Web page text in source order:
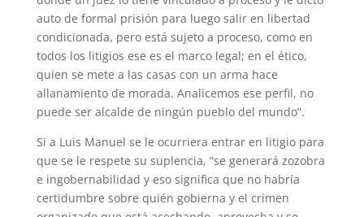
auto de formal prisión para luego salir en libertad
condicionada, pero está sujeto a proceso, como en
todos los litigios ese es el marco legal; en el ético,
quien se mete a las casas con un arma hace
allanamiento de morada. Analicemos ese perfil, no
puede ser alcalde de ningún pueblo del mundo”.
Si a Luis Manuel se le ocurriera entrar en litigio para
que se le respete su suplencia, “se generará zozobra
e ingobernabilidad y eso significa que no habría
certidumbre sobre quién gobierna y el crimen